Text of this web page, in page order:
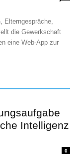
Elterngespräche,
die Gewerkschaft
eine Web-App zur
Intelligenz
0